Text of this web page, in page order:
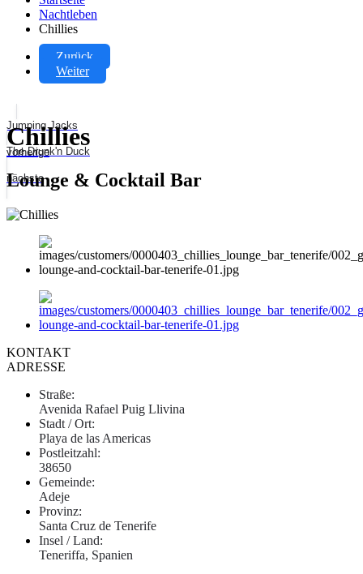
Nachtleben
Chillies
Zurück
Weiter
Jumping Jacks
vorherige
The Drunk'n Duck
nächste
Chillies
Lounge & Cocktail Bar
KONTAKT
ADRESSE
Straße:
Avenida Rafael Puig Llivina
Stadt / Ort:
Playa de las Americas
Postleitzahl:
38650
Gemeinde:
Adeje
Provinz:
Santa Cruz de Tenerife
Insel / Land:
Teneriffa, Spanien